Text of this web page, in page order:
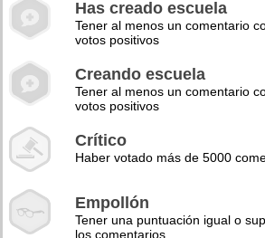
Has creado escuela
Tener al menos un comentario
votos positivos
Creando escuela
Tener al menos un comentario
votos positivos
Crítico
Haber votado más de 5000
Empollón
Tener una puntuación igual o
los comentarios